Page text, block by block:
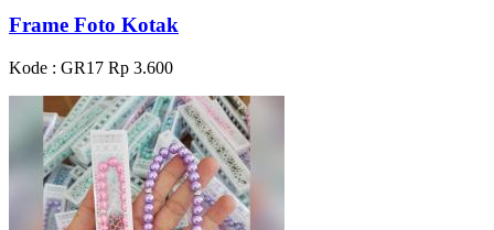
Frame Foto Kotak
Kode : GR17 Rp 3.600